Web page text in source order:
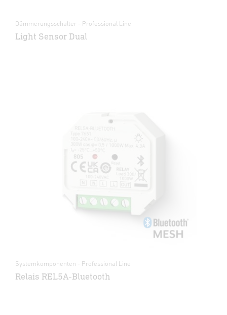
Dämmerungsschalter - Professional Line
Light Sensor Dual
Systemkomponenten - Professional Line
Relais REL5A-Bluetooth